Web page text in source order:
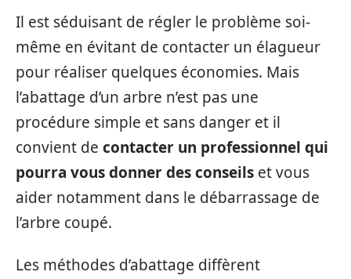
Il est séduisant de régler le problème soi-
même en évitant de contacter un élagueur
pour réaliser quelques économies. Mais
l’abattage d’un arbre n’est pas une
procédure simple et sans danger et il
convient de contacter un professionnel qui
pourra vous donner des conseils et vous
aider notamment dans le débarrassage de
l’arbre coupé.
Les méthodes d’abattage diffèrent